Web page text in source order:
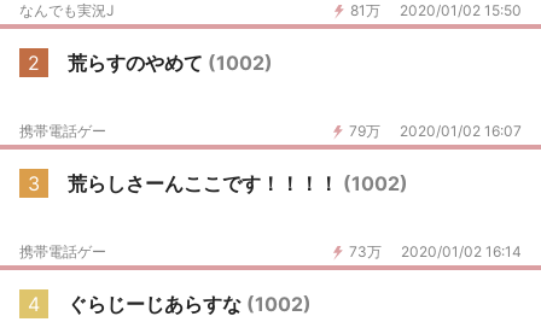
81万 2020/01/02 15:50
なんでも実況J
2 荒らすのやめて (1002)
79万 2020/01/02 16:07
携帯電話ゲー
3 荒らしさーんここです！！！！ (1002)
73万 2020/01/02 16:14
携帯電話ゲー
4 ぐらじーじあらすな (1002)